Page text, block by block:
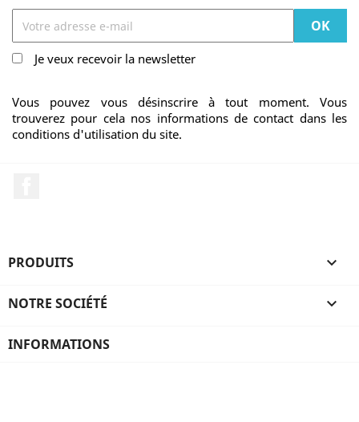
Je veux recevoir la newsletter
Vous pouvez vous désinscrire à tout moment. Vous
trouverez pour cela nos informations de contact dans les
conditions d'utilisation du site.
PRODUITS 
NOTRE SOCIÉTÉ 
INFORMATIONS